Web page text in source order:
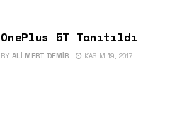
OnePlus 5T Tanıtıldı
BY ALI MERT DEMIR KASIM 19, 2017